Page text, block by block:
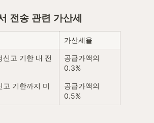
전송 관련 가산세
가산세율
신고 기한 내 전
공급가액의
0.3%
고 기한까지 미
공급가액의
0.5%